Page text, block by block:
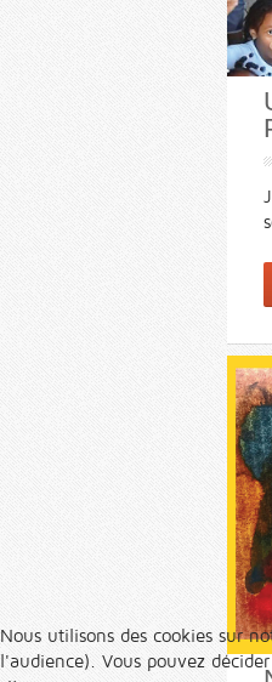
Nous utilisons des cookies sur
l'audience). Vous pouvez